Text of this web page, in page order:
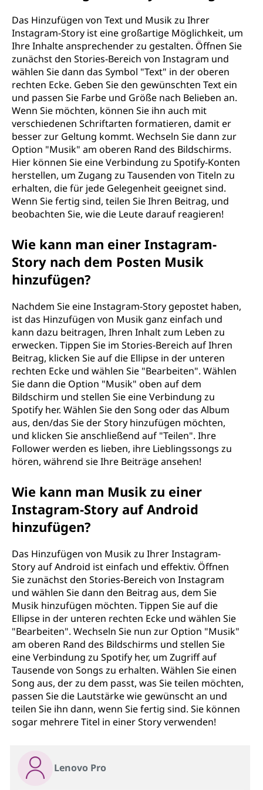
Das Hinzufügen von Text und Musik zu Ihrer
Instagram-Story ist eine großartige Möglichkeit, um
Ihre Inhalte ansprechender zu gestalten. Öffnen Sie
zunächst den Stories-Bereich von Instagram und
wählen Sie dann das Symbol "Text" in der oberen
rechten Ecke. Geben Sie den gewünschten Text ein
und passen Sie Farbe und Größe nach Belieben an.
Wenn Sie möchten, können Sie ihn auch mit
verschiedenen Schriftarten formatieren, damit er
besser zur Geltung kommt. Wechseln Sie dann zur
Option "Musik" am oberen Rand des Bildschirms.
Hier können Sie eine Verbindung zu Spotify-Konten
herstellen, um Zugang zu Tausenden von Titeln zu
erhalten, die für jede Gelegenheit geeignet sind.
Wenn Sie fertig sind, teilen Sie Ihren Beitrag, und
beobachten Sie, wie die Leute darauf reagieren!
Wie kann man einer Instagram-
Story nach dem Posten Musik
hinzufügen?
Nachdem Sie eine Instagram-Story gepostet haben,
ist das Hinzufügen von Musik ganz einfach und
kann dazu beitragen, Ihren Inhalt zum Leben zu
erwecken. Tippen Sie im Stories-Bereich auf Ihren
Beitrag, klicken Sie auf die Ellipse in der unteren
rechten Ecke und wählen Sie "Bearbeiten". Wählen
Sie dann die Option "Musik" oben auf dem
Bildschirm und stellen Sie eine Verbindung zu
Spotify her. Wählen Sie den Song oder das Album
aus, den/das Sie der Story hinzufügen möchten,
und klicken Sie anschließend auf "Teilen". Ihre
Follower werden es lieben, ihre Lieblingssongs zu
hören, während sie Ihre Beiträge ansehen!
Wie kann man Musik zu einer
Instagram-Story auf Android
hinzufügen?
Das Hinzufügen von Musik zu Ihrer Instagram-
Story auf Android ist einfach und effektiv. Öffnen
Sie zunächst den Stories-Bereich von Instagram
und wählen Sie dann den Beitrag aus, dem Sie
Musik hinzufügen möchten. Tippen Sie auf die
Ellipse in der unteren rechten Ecke und wählen Sie
"Bearbeiten". Wechseln Sie nun zur Option "Musik"
am oberen Rand des Bildschirms und stellen Sie
eine Verbindung zu Spotify her, um Zugriff auf
Tausende von Songs zu erhalten. Wählen Sie einen
Song aus, der zu dem passt, was Sie teilen möchten,
passen Sie die Lautstärke wie gewünscht an und
teilen Sie ihn dann, wenn Sie fertig sind. Sie können
sogar mehrere Titel in einer Story verwenden!
Lenovo Pro